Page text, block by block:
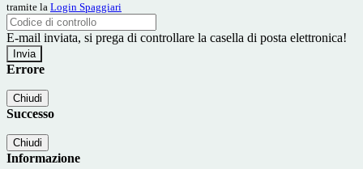
tramite la Login Spaggiari
E-mail inviata, si prega di controllare la casella di posta elettronica!
Errore
Chiudi
Successo
Chiudi
Informazione